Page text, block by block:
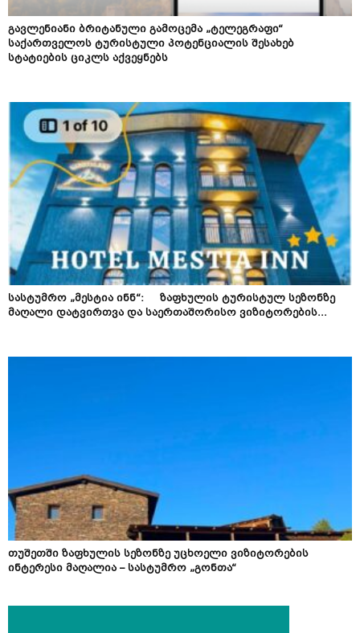
გავლენიანი ბრიტანული გამოცემა „ტელეგრაფი“
საქართველოს ტურისტული პოტენციალის შესახებ
სტატიების ციკლს აქვეყნებს
სასტუმრო „მესტია ინნ“: ზაფხულის ტურისტულ სეზონზე
მაღალი დატვირთვა და საერთაშორისო ვიზიტორების...
თუშეთში ზაფხულის სეზონზე უცხოელი ვიზიტორების
ინტერესი მაღალია – სასტუმრო „გონთა“